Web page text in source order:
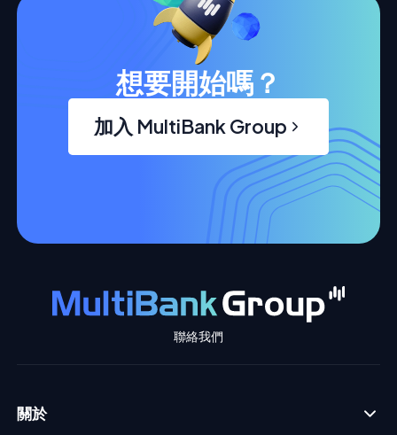
想要開始嗎？
加入 MultiBank Group
聯絡我們
關於